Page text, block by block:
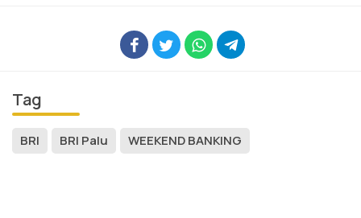
Tag
BRI BRI Palu WEEKEND BANKING